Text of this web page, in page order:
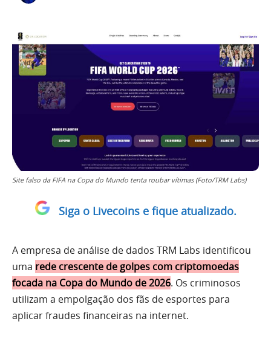
Site falso da FIFA na Copa do Mundo tenta roubar vítimas (Foto/TRM Labs)
Siga o Livecoins e fique atualizado.
A empresa de análise de dados TRM Labs identificou
uma rede crescente de golpes com criptomoedas
focada na Copa do Mundo de 2026. Os criminosos
utilizam a empolgação dos fãs de esportes para
aplicar fraudes financeiras na internet.